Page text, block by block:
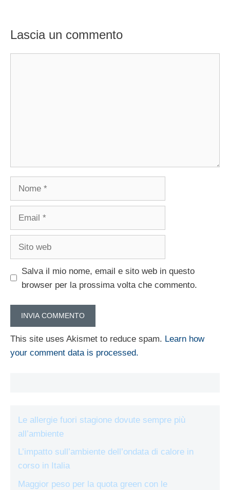
Lascia un commento
Salva il mio nome, email e sito web in questo
browser per la prossima volta che commento.
This site uses Akismet to reduce spam. Learn how
your comment data is processed.
Le allergie fuori stagione dovute sempre più
all’ambiente
L’impatto sull’ambiente dell’ondata di calore in
corso in Italia
Maggior peso per la quota green con le